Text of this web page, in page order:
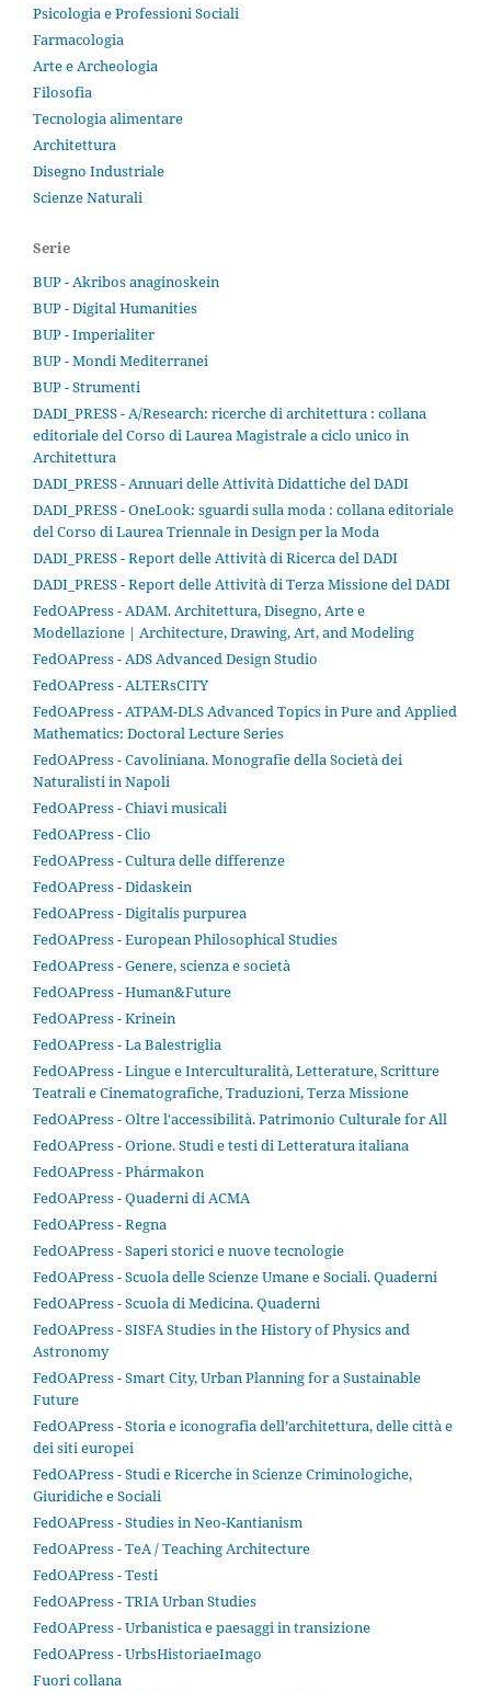
Psicologia e Professioni Sociali
Farmacologia
Arte e Archeologia
Filosofia
Tecnologia alimentare
Architettura
Disegno Industriale
Scienze Naturali
Serie
BUP - Akribos anaginoskein
BUP - Digital Humanities
BUP - Imperialiter
BUP - Mondi Mediterranei
BUP - Strumenti
DADI_PRESS - A/Research: ricerche di architettura : collana
editoriale del Corso di Laurea Magistrale a ciclo unico in
Architettura
DADI_PRESS - Annuari delle Attività Didattiche del DADI
DADI_PRESS - OneLook: sguardi sulla moda : collana editoriale
del Corso di Laurea Triennale in Design per la Moda
DADI_PRESS - Report delle Attività di Ricerca del DADI
DADI_PRESS - Report delle Attività di Terza Missione del DADI
FedOAPress - ADAM. Architettura, Disegno, Arte e
Modellazione | Architecture, Drawing, Art, and Modeling
FedOAPress - ADS Advanced Design Studio
FedOAPress - ALTERsCITY
FedOAPress - ATPAM-DLS Advanced Topics in Pure and Applied
Mathematics: Doctoral Lecture Series
FedOAPress - Cavoliniana. Monografie della Società dei
Naturalisti in Napoli
FedOAPress - Chiavi musicali
FedOAPress - Clio
FedOAPress - Cultura delle differenze
FedOAPress - Didaskein
FedOAPress - Digitalis purpurea
FedOAPress - European Philosophical Studies
FedOAPress - Genere, scienza e società
FedOAPress - Human&Future
FedOAPress - Krinein
FedOAPress - La Balestriglia
FedOAPress - Lingue e Interculturalità, Letterature, Scritture
Teatrali e Cinematografiche, Traduzioni, Terza Missione
FedOAPress - Oltre l'accessibilità. Patrimonio Culturale for All
FedOAPress - Orione. Studi e testi di Letteratura italiana
FedOAPress - Phármakon
FedOAPress - Quaderni di ACMA
FedOAPress - Regna
FedOAPress - Saperi storici e nuove tecnologie
FedOAPress - Scuola delle Scienze Umane e Sociali. Quaderni
FedOAPress - Scuola di Medicina. Quaderni
FedOAPress - SISFA Studies in the History of Physics and
Astronomy
FedOAPress - Smart City, Urban Planning for a Sustainable
Future
FedOAPress - Storia e iconografia dell’architettura, delle città e
dei siti europei
FedOAPress - Studi e Ricerche in Scienze Criminologiche,
Giuridiche e Sociali
FedOAPress - Studies in Neo-Kantianism
FedOAPress - TeA / Teaching Architecture
FedOAPress - Testi
FedOAPress - TRIA Urban Studies
FedOAPress - Urbanistica e paesaggi in transizione
FedOAPress - UrbsHistoriaeImago
Fuori collana